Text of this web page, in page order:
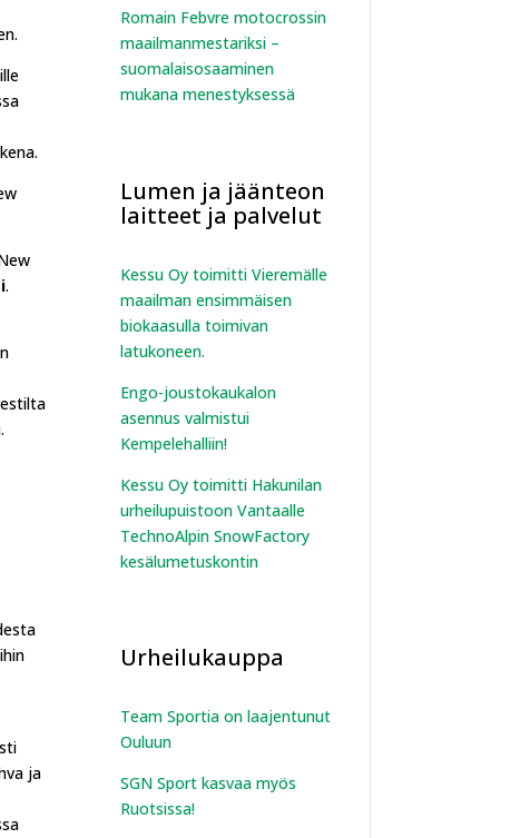
.
ja
Romain Febvre motocrossin
maailmanmestariksi –
suomalaisosaaminen
mukana menestyksessä
Lumen ja jäänteon
laitteet ja palvelut
Kessu Oy toimitti Vieremälle
maailman ensimmäisen
biokaasulla toimivan
latukoneen.
Engo-joustokaukalon
asennus valmistui
Kempelehalliin!
Kessu Oy toimitti Hakunilan
urheilupuistoon Vantaalle
TechnoAlpin SnowFactory
kesälumetuskontin
Urheilukauppa
Team Sportia on laajentunut
Ouluun
SGN Sport kasvaa myös
Ruotsissa!